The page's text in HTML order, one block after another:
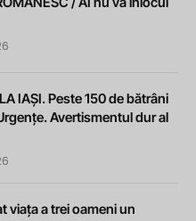
IAȘI. Peste 150 de bătrâni
Avertismentul dur al
viața a trei oameni un